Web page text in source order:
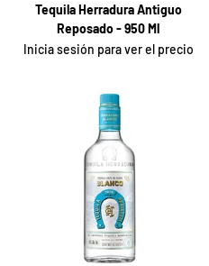
Tequila Herradura Antiguo
Reposado - 950 Ml
Inicia sesión para ver el precio